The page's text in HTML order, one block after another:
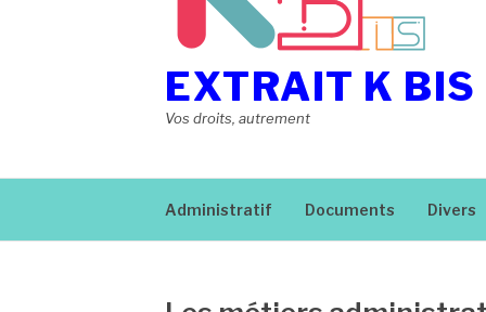
EXTRAIT K BIS
Vos droits, autrement
Administratif Documents Divers